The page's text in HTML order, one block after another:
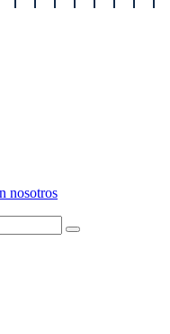
nosotros